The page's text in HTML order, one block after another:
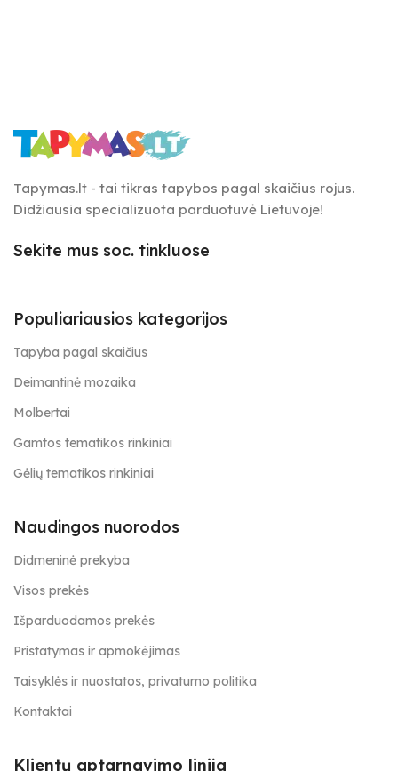
Tapymas.lt - tai tikras tapybos pagal skaičius rojus.
Didžiausia specializuota parduotuvė Lietuvoje!
Sekite mus soc. tinkluose
Populiariausios kategorijos
Tapyba pagal skaičius
Deimantinė mozaika
Molbertai
Gamtos tematikos rinkiniai
Gėlių tematikos rinkiniai
Naudingos nuorodos
Didmeninė prekyba
Visos prekės
Išparduodamos prekės
Pristatymas ir apmokėjimas
Taisyklės ir nuostatos, privatumo politika
Kontaktai
Klientų aptarnavimo linija